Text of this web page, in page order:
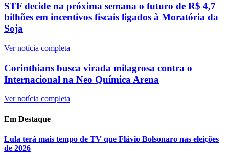
STF decide na próxima semana o futuro de R$ 4,7
bilhões em incentivos fiscais ligados à Moratória da
Soja
Ver notícia completa
Corinthians busca virada milagrosa contra o
Internacional na Neo Química Arena
Ver notícia completa
Em Destaque
Lula terá mais tempo de TV que Flávio Bolsonaro nas eleições
de 2026